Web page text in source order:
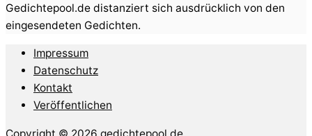
Gedichtepool.de distanziert sich ausdrücklich von den
eingesendeten Gedichten.
Impressum
Datenschutz
Kontakt
Veröffentlichen